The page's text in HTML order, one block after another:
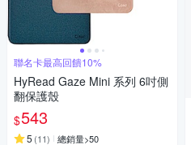
聯名卡最高回饋10%
HyRead Gaze Mini 系列 6吋側
翻保護殼
$543
5 (11) 總銷量>50